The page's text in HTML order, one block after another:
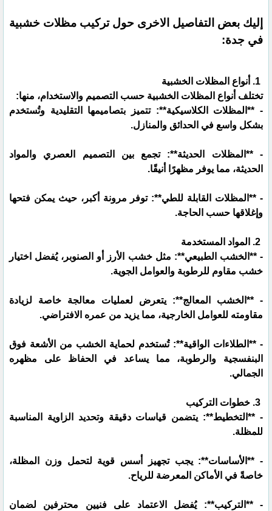
إليك بعض التفاصيل الاخرى حول تركيب مظلات خشبية
في جدة:
تختلف أنواع المظلات الخشبية حسب التصميم والاستخدام، منها:
- **المظلات الكلاسيكية**: تتميز بتصاميمها التقليدية وتُستخدم
بشكل واسع في الحدائق والمنازل.
- **المظلات الحديثة**: تجمع بين التصميم العصري والمواد
الحديثة، مما يوفر مظهرًا أنيقًا.
- **المظلات القابلة للطي**: توفر مرونة أكبر، حيث يمكن فتحها
وإغلاقها حسب الحاجة.
- **الخشب الطبيعي**: مثل خشب الأرز أو الصنوبر، يُفضل اختيار
خشب مقاوم للرطوبة والعوامل الجوية.
- **الخشب المعالج**: يتعرض لعمليات معالجة خاصة لزيادة
مقاومته للعوامل الخارجية، مما يزيد من عمره الافتراضي.
- **الطلاءات الواقية**: تُستخدم لحماية الخشب من الأشعة فوق
البنفسجية والرطوبة، مما يساعد في الحفاظ على مظهره
الجمالي.
- **التخطيط**: يتضمن قياسات دقيقة وتحديد الزاوية المناسبة
للمظلة.
- **الأساسات**: يجب تجهيز أسس قوية لتحمل وزن المظلة،
خاصةً في الأماكن المعرضة للرياح.
- **التركيب**: يُفضل الاعتماد على فنيين محترفين لضمان